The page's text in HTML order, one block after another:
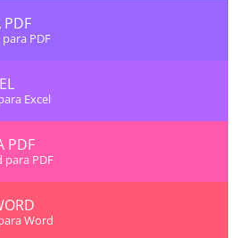
PDF
PDF
Excel
PDF
PDF
Word